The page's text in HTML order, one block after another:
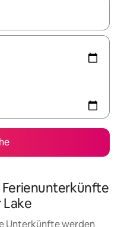
navigiere mit den
Lake
Unterkünfte werden